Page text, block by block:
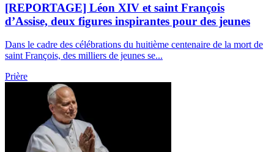
[REPORTAGE] Léon XIV et saint François
d’Assise, deux figures inspirantes pour des jeunes
Dans le cadre des célébrations du huitième centenaire de la mort de
saint François, des milliers de jeunes se...
Prière